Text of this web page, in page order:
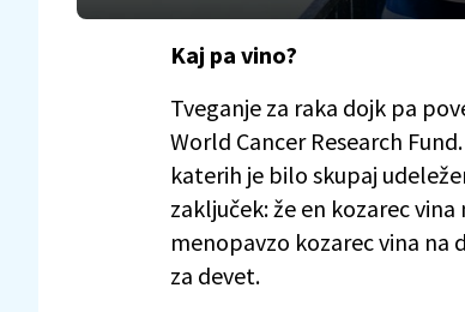
Kaj pa vino?
Tveganje za raka dojk pa
World Cancer Research
katerih je bilo skupaj
zaključek: že en kozarec
menopavzo kozarec vina
za devet.